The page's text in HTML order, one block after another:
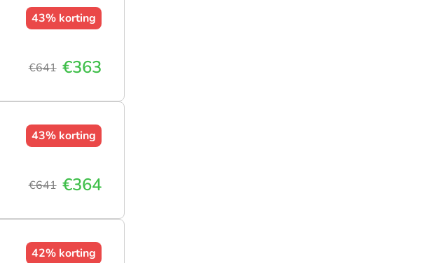
43% korting
€641 €363
43% korting
€641 €364
42% korting